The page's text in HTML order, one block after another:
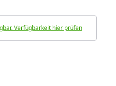
Verfügbarkeit hier prüfen